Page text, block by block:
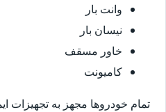
وانت بار
نیسان بار
خاور مسقف
کامیونت
تمام خودروها مجهز به تجهیزات